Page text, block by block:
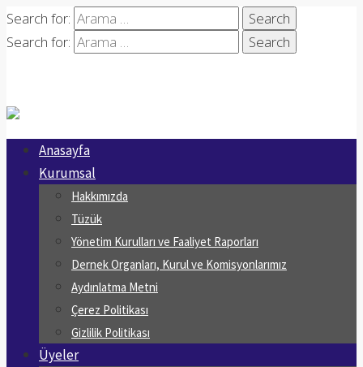
Search for:
Search for:
Anasayfa
Kurumsal
Hakkımızda
Tüzük
Yönetim Kurulları ve Faaliyet Raporları
Dernek Organları, Kurul ve Komisyonlarımız
Aydınlatma Metni
Çerez Politikası
Gizlilik Politikası
Üyeler